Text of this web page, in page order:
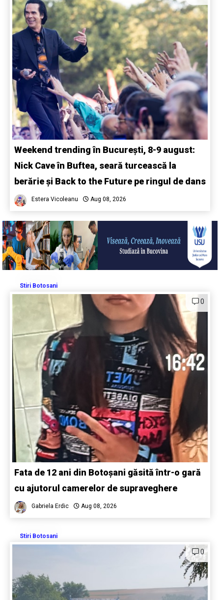
Weekend trending în București, 8-9 august:
Nick Cave în Buftea, seară turcească la
berărie și Back to the Future pe ringul de dans
Estera Vicoleanu Aug 08, 2026
Stiri Botosani
0
Fata de 12 ani din Botoșani găsită într-o gară
cu ajutorul camerelor de supraveghere
Gabriela Erdic Aug 08, 2026
Stiri Botosani
0